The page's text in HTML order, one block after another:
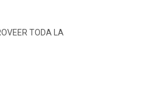
TODA LA